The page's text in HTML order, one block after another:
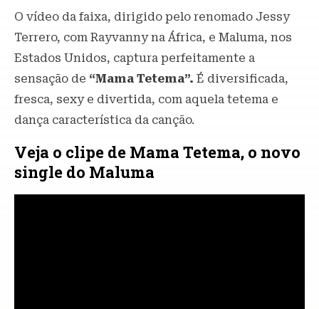
O vídeo da faixa, dirigido pelo renomado Jessy
Terrero, com Rayvanny na África, e Maluma, nos
Estados Unidos, captura perfeitamente a
sensação de “Mama Tetema”. É diversificada,
fresca, sexy e divertida, com aquela tetema e
dança característica da canção.
Veja o clipe de Mama Tetema, o novo
single do Maluma